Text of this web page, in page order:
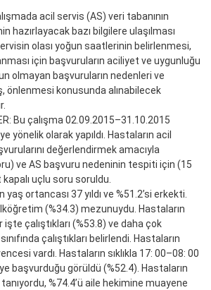
acil servis (AS) veri tabanının
hazırlayacak bazı bilgilere ulaşılması
olası yoğun saatlerinin belirlenmesi,
için başvuruların aciliyet ve uygunluğu
olmayan başvuruların nedenleri ve
önlenmesi konusunda alınabilecek
Bu çalışma 02.09.2015–31.10.2015
yönelik olarak yapıldı. Hastaların acil
değerlendirmek amacıyla
ve AS başvuru nedeninin tespiti için (15
uçlu soru soruldu.
yaş ortancası 37 yıldı ve %51.2’si erkekti.
(%34.3) mezunuydu. Hastaların
çalıştıkları (%53.8) ve daha çok
çalıştıkları belirlendi. Hastaların
vardı. Hastaların sıklıkla 17: 00–08: 00
başvurduğu görüldü (%52.4). Hastaların
%74.4’ü aile hekimine muayene